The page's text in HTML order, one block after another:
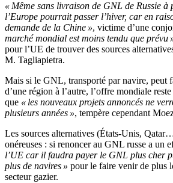
« Même sans livraison de GNL de Russie à
l’Europe pourrait passer l’hiver, car en
demande de la Chine », victime d’une
marché mondial est moins tendu que prévu
pour l’UE de trouver des sources
M. Tagliapietra.
Mais si le GNL, transporté par navire, peut
d’une région à l’autre, l’offre mondiale
que « les nouveaux projets annoncés ne
plusieurs années », tempère cependant
Les sources alternatives (États-Unis,
onéreuses : si renoncer au GNL russe a un
l’UE car il faudra payer le GNL plus cher
plus de navires » pour le faire venir de plus
secteur gazier.